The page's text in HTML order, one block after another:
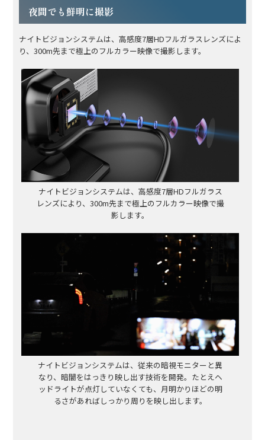
夜間でも鮮明に撮影
ナイトビジョンシステムは、高感度7層HDフルガラスレンズによ
り、300m先まで極上のフルカラー映像で撮影します。
ナイトビジョンシステムは、高感度7層HDフルガラス
レンズにより、300m先まで極上のフルカラー映像で撮
影します。
ナイトビジョンシステムは、従来の暗視モニターと異
なり、暗闇をはっきり映し出す技術を開発。たとえヘ
ッドライトが点灯していなくても、月明かりほどの明
るさがあればしっかり周りを映し出します。